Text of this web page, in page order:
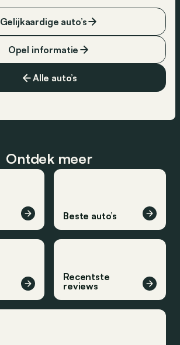
Alle auto’s
Opel informatie
Gelijkaardige auto’s
Ontdek meer
Beste auto’s
Recentste
reviews